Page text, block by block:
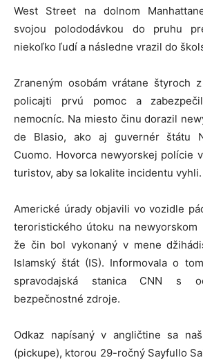
West Street na dolnom
svojou polododávkou do pruhu
niekoľko ľudí a následne vrazil do
Zraneným osobám vrátane štyroch
policajti prvú pomoc a
nemocníc. Na miesto činu dorazil
de Blasio, ako aj guvernér štátu
Cuomo. Hovorca newyorskej polície
turistov, aby sa lokalite incidentu vyhli.
Americké úrady objavili vo vozidle
teroristického útoku na newyorskom
že čin bol vykonaný v mene
Islamský štát (IS). Informovala o
spravodajská stanica CNN s
bezpečnostné zdroje.
Odkaz napísaný v angličtine sa
(pickupe), ktorou 29-ročný Sayfullo